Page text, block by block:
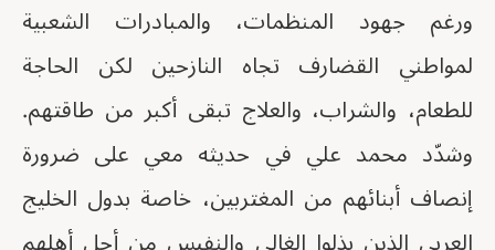
ورغم جهود المنظمات، والمبادرات الشعبية
لمواطني القضارف تجاه النازحين لكن الحاجة
للطعام، والشراب، والعلاج تبقى أكبر من طاقتهم.
وشدّد محمد علي في حديثه معي على ضرورة
إنصاف أبنائهم من المغتربين، خاصة بدول الخليج